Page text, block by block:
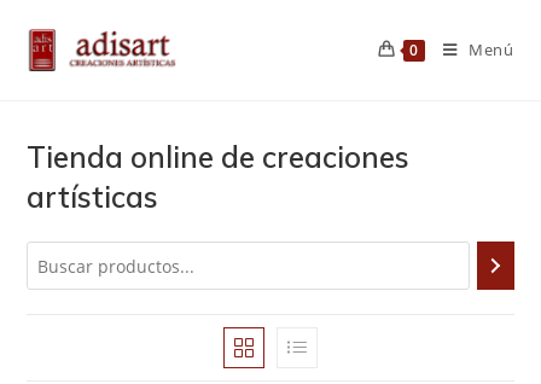
contenido
0 Menú
Tienda online de creaciones
artísticas
Buscar